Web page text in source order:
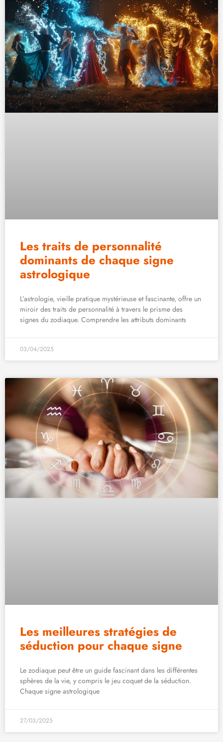
Les traits de personnalité
dominants de chaque signe
astrologique
L’astrologie, vieille pratique mystérieuse et fascinante, offre un
miroir des traits de personnalité à travers le prisme des
signes du zodiaque. Comprendre les attributs dominants
03/04/2025
Les meilleures stratégies de
séduction pour chaque signe
Le zodiaque peut être un guide fascinant dans les différentes
sphères de la vie, y compris le jeu coquet de la séduction.
Chaque signe astrologique
27/03/2025